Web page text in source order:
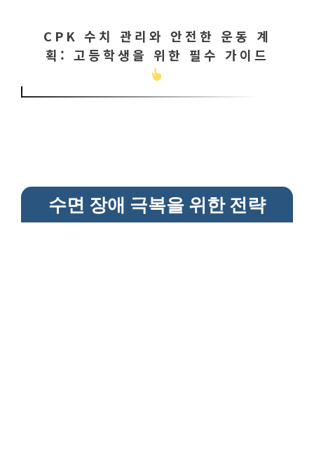
CPK 수치 관리와 안전한 운동 계
획: 고등학생을 위한 필수 가이드
수면 장애 극복을 위한 전략